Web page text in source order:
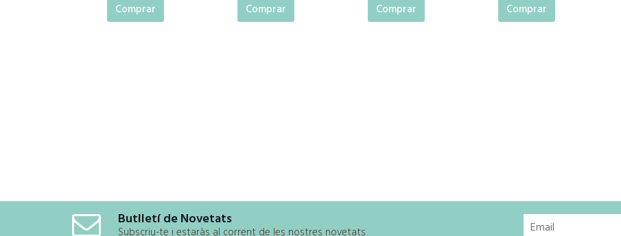
Comprar Comprar Comprar Comprar
Butlletí de Novetats
Subscriu-te i estaràs al corrent de les nostres novetats